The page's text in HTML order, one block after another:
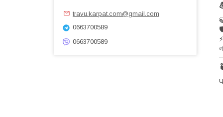
travu.karpat.com@gmail.com
0663700589
0663700589